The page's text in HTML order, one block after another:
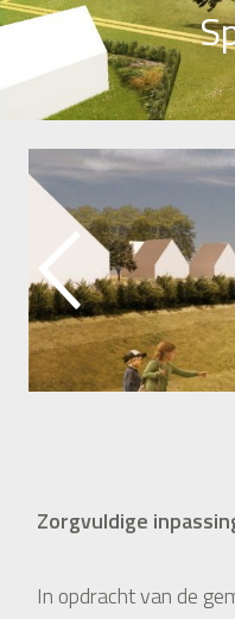
Zorgvuldige
In opdracht van de